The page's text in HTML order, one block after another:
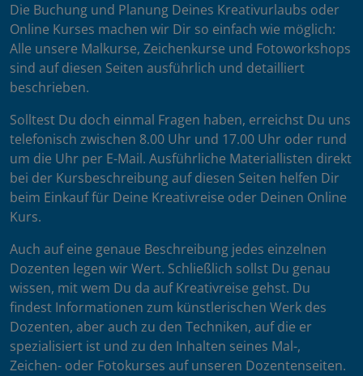
Die Buchung und Planung Deines Kreativurlaubs oder
Online Kurses machen wir Dir so einfach wie möglich:
Alle unsere Malkurse, Zeichenkurse und Fotoworkshops
sind auf diesen Seiten ausführlich und detailliert
beschrieben.
Solltest Du doch einmal Fragen haben, erreichst Du uns
telefonisch zwischen 8.00 Uhr und 17.00 Uhr oder rund
um die Uhr per E-Mail. Ausführliche Materiallisten direkt
bei der Kursbeschreibung auf diesen Seiten helfen Dir
beim Einkauf für Deine Kreativreise oder Deinen Online
Kurs.
Auch auf eine genaue Beschreibung jedes einzelnen
Dozenten legen wir Wert. Schließlich sollst Du genau
wissen, mit wem Du da auf Kreativreise gehst. Du
findest Informationen zum künstlerischen Werk des
Dozenten, aber auch zu den Techniken, auf die er
spezialisiert ist und zu den Inhalten seines Mal-,
Zeichen- oder Fotokurses auf unseren Dozentenseiten.